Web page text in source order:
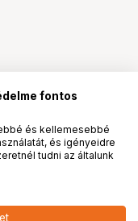
fontos
és kellemesebbé
és igényeidre
tudni az általunk